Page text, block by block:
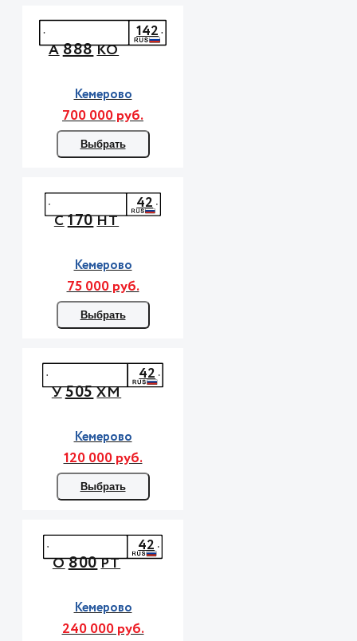
А888КО
142
Кемерово
700 000 руб.
Выбрать
С170НТ
42
Кемерово
75 000 руб.
Выбрать
У505ХМ
42
Кемерово
120 000 руб.
Выбрать
О800РТ
42
Кемерово
240 000 руб.